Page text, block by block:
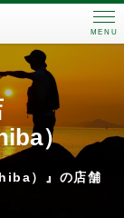
MENU
）
）』の店舗